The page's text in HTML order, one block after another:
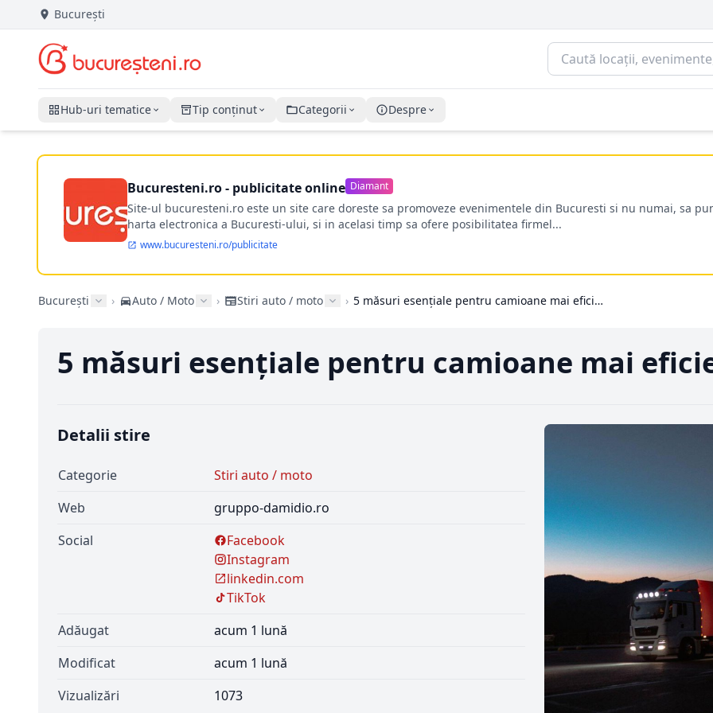
București
Hub-uri tematice Tip conținut Categorii Despre
Bucuresteni.ro - publicitate online Diamant
Site-ul bucuresteni.ro este un site care doreste sa promoveze evenimentele din Bucuresti si nu numai, sa
harta electronica a Bucuresti-ului, si in acelasi timp sa ofere posibilitatea firmel...
www.bucuresteni.ro/publicitate
București › Auto / Moto › Stiri auto / moto › 5 măsuri esențiale pentru camioane mai eficiente
5 măsuri esențiale pentru camioane mai
Detalii stire
Categorie
Stiri auto / moto
Web
gruppo-damidio.ro
Social
Facebook
Instagram
linkedin.com
TikTok
Adăugat
acum 1 lună
Modificat
acum 1 lună
Vizualizări
1073